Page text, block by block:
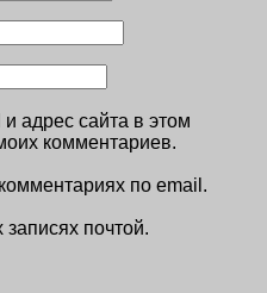
адрес сайта в этом
комментариев.
по email.
почтой.